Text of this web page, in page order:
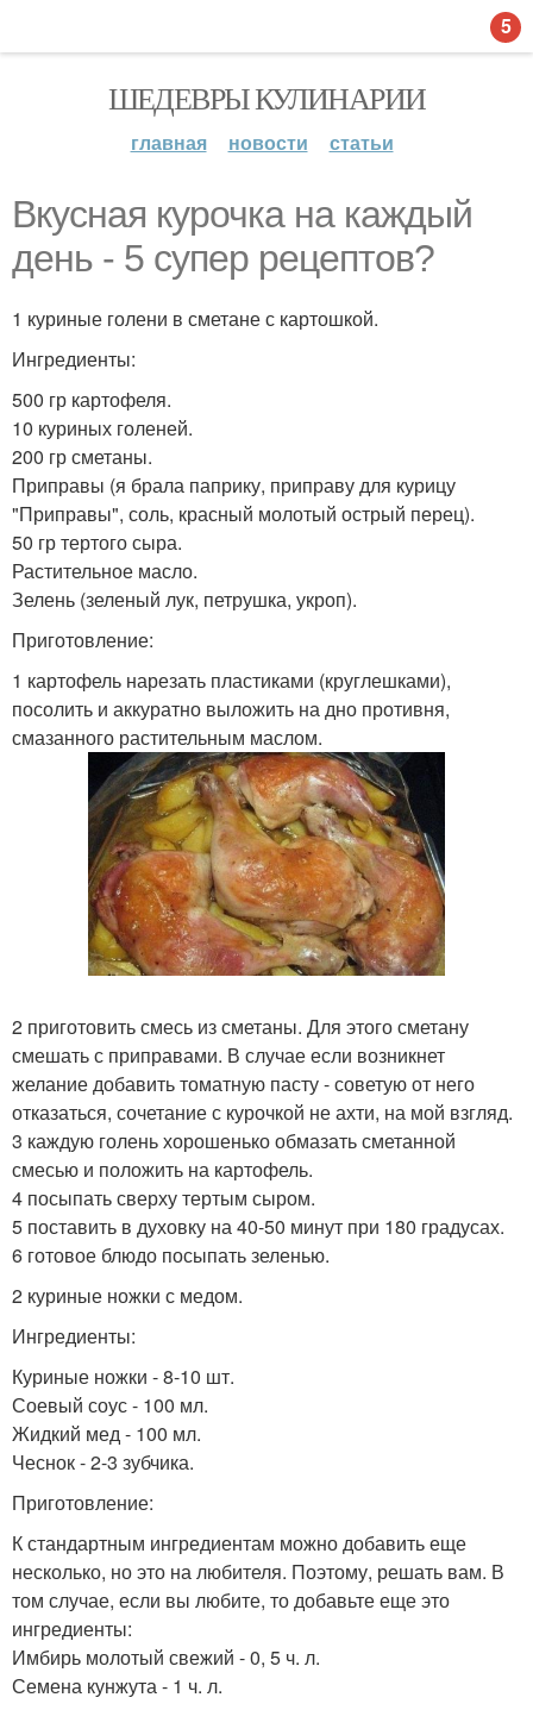
ШЕДЕВРЫ КУЛИНАРИИ
главная новости статьи
Вкусная курочка на каждый
день - 5 супер рецептов?
1 куриные голени в сметане с картошкой.
Ингредиенты:
500 гр картофеля.
10 куриных голеней.
200 гр сметаны.
Приправы (я брала паприку, приправу для курицу
"Приправы", соль, красный молотый острый перец).
50 гр тертого сыра.
Растительное масло.
Зелень (зеленый лук, петрушка, укроп).
Приготовление:
1 картофель нарезать пластиками (круглешками),
посолить и аккуратно выложить на дно противня,
смазанного растительным маслом.
2 приготовить смесь из сметаны. Для этого сметану
смешать с приправами. В случае если возникнет
желание добавить томатную пасту - советую от него
отказаться, сочетание с курочкой не ахти, на мой взгляд.
3 каждую голень хорошенько обмазать сметанной
смесью и положить на картофель.
4 посыпать сверху тертым сыром.
5 поставить в духовку на 40-50 минут при 180 градусах.
6 готовое блюдо посыпать зеленью.
2 куриные ножки с медом.
Ингредиенты:
Куриные ножки - 8-10 шт.
Соевый соус - 100 мл.
Жидкий мед - 100 мл.
Чеснок - 2-3 зубчика.
Приготовление:
К стандартным ингредиентам можно добавить еще
несколько, но это на любителя. Поэтому, решать вам. В
том случае, если вы любите, то добавьте еще это
ингредиенты:
Имбирь молотый свежий - 0, 5 ч. л.
Семена кунжута - 1 ч. л.
5